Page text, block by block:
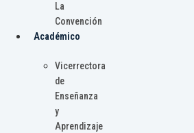
La
Convención
Académico
Vicerrectora
de
Enseñanza
y
Aprendizaje